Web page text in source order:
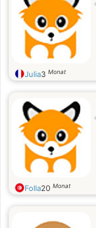
Julia3 Monat
Folla20 Monat